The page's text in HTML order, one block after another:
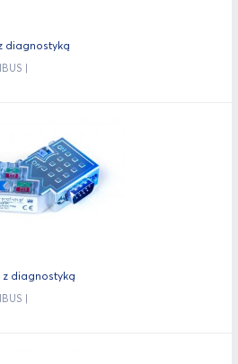
diagnostyką
|
z diagnostyką
|